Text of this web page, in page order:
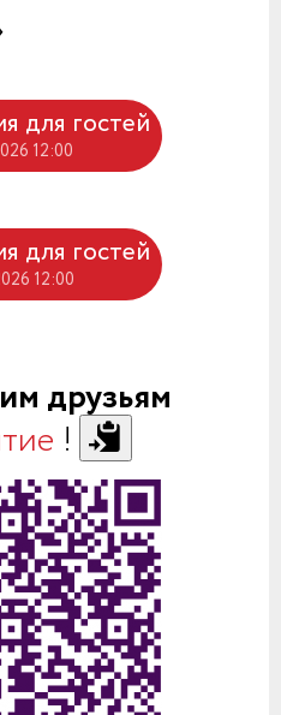
для гостей
12:00
для гостей
12:00
друзьям
!